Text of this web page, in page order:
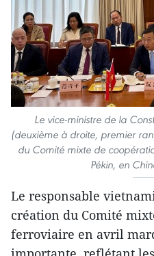
Le vice-ministre de la
(deuxième à droite, premier
du Comité mixte de
Pékin, en
Le responsable
création du Comité
ferroviaire en avril